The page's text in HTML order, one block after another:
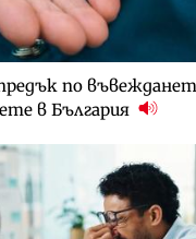
по
в България